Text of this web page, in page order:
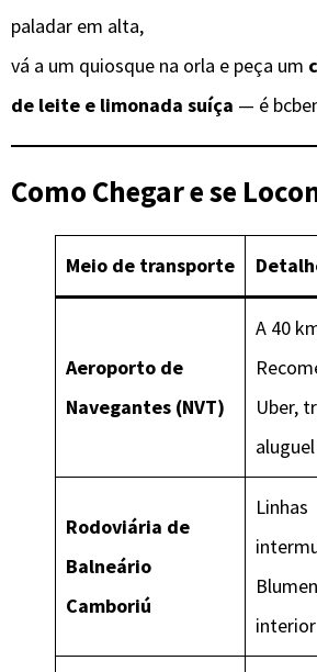
paladar em alta,
vá a um quiosque na orla e peça um
de leite e limonada suíça — é
Como Chegar e se
Meio de transporte
Aeroporto de
Navegantes (NVT)
A 40
Uber,
Rodoviária de
Balneário
Camboriú
Linhas
interior